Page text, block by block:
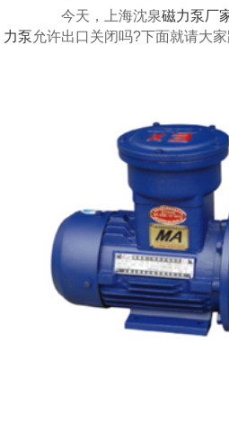
今天，上海沈泉磁力泵厂
力泵允许出口关闭吗?下面就请大